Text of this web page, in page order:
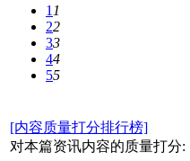
11
22
33
44
55
[内容质量打分排行榜]
对本篇资讯内容的质量打分: